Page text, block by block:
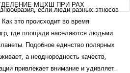
если люди разных этносов
это происходит во время
где площади населяются людьми
Подобное единство полярных
а неоднородность качеств,
привлекает внимание и удивляет.